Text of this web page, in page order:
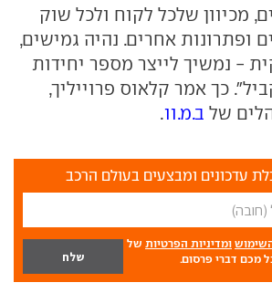
מכיוון שלכל לקוח ולכל שוק
ופתרונות אחרים. נהיה גמישים,
- נמשיך לייצר מספר יחידות
כך אמר קלאוס פרוייליך,
של ב.מ.וו.
עדכונים ומבצעים בעולם הרכב
ומדיניות הפרטיות של